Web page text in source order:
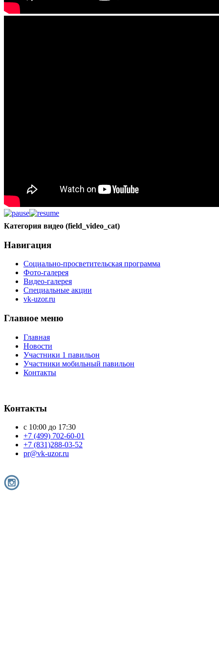
Категория видео (field_video_cat)
Навигация
Социально-просветительская программа
Фото-галерея
Видео-галерея
Специальные акции
vk-uzor.ru
Главное меню
Главная
Новости
Участники 1 павильон
Участники мобильный павильон
Контакты
Контакты
с 10:00 до 17:30
+7 (499) 702-60-01
+7 (831)288-03-52
pr@vk-uzor.ru